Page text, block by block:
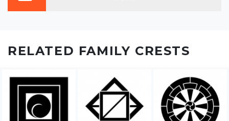
RELATED FAMILY CRESTS